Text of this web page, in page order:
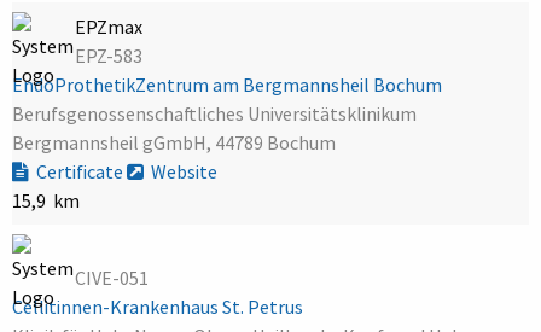
EPZmax
EPZ-583
EndoProthetikZentrum am Bergmannsheil Bochum
Berufsgenossenschaftliches Universitätsklinikum
Bergmannsheil gGmbH, 44789 Bochum
Certificate
Website
15,9 km
CIVE-051
Cellitinnen-Krankenhaus St. Petrus